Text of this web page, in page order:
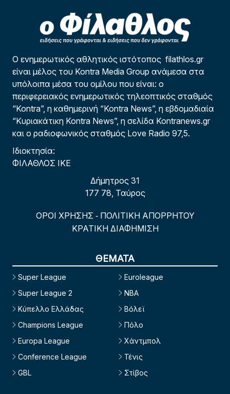
Ο ενημερωτικός αθλητικός ιστότοπος filathlos.gr
είναι μέλος του Kontra Media Group ανάμεσα στα
υπόλοιπα μέσα του ομίλου που είναι: ο
περιφερειακός ενημερωτικός τηλεοπτικός σταθμός
“Kontra”, η καθημερινή “Kontra News”, η εβδομαδιαία
“Κυριακάτικη Kontra News”, η σελίδα Kontranews.gr
και ο ραδιοφωνικός σταθμός Love Radio 97,5.
Ιδιοκτησία:
ΦΙΛΑΘΛΟΣ ΙΚΕ
Δήμητρος 31
177 78, Ταύρος
ΟΡΟΙ ΧΡΗΣΗΣ - ΠΟΛΙΤΙΚΗ ΑΠΟΡΡΗΤΟΥ
ΚΡΑΤΙΚΗ ΔΙΑΦΗΜΙΣΗ
ΘΕΜΑΤΑ
Super League
Super League 2
Κύπελλο Ελλάδας
Champions League
Europa League
Conference League
GBL
Euroleague
NBA
Βόλεϊ
Πόλο
Χάντμπολ
Τένις
Στίβος